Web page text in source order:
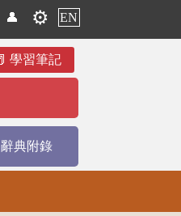
👤 ⚙️ EN
學習筆記
辭典附錄